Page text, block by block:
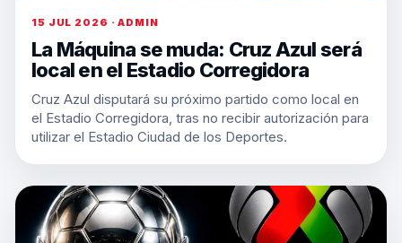
15 JUL 2026 · ADMIN
La Máquina se muda: Cruz Azul será
local en el Estadio Corregidora
Cruz Azul disputará su próximo partido como local en
el Estadio Corregidora, tras no recibir autorización para
utilizar el Estadio Ciudad de los Deportes.